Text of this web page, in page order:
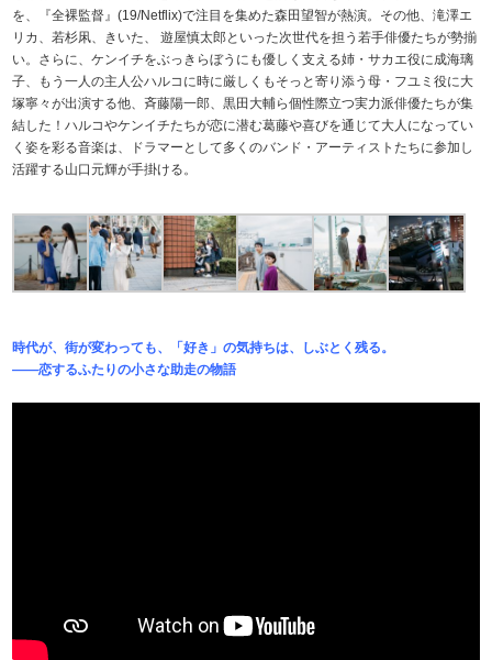
を、『全裸監督』(19/Netflix)で注目を集めた森田望智が熱演。その他、滝澤エ
リカ、若杉凩、きいた、 遊屋慎太郎といった次世代を担う若手俳優たちが勢揃
い。さらに、ケンイチをぶっきらぼうにも優しく支える姉・サカエ役に成海璃
子、もう一人の主人公ハルコに時に厳しくもそっと寄り添う母・フユミ役に大
塚寧々が出演する他、斉藤陽一郎、黒田大輔ら個性際立つ実力派俳優たちが集
結した！ハルコやケンイチたちが恋に潜む葛藤や喜びを通じて大人になってい
く姿を彩る音楽は、ドラマーとして多くのバンド・アーティストたちに参加し
活躍する山口元輝が手掛ける。
時代が、街が変わっても、「好き」の気持ちは、しぶとく残る。
——恋するふたりの小さな助走の物語